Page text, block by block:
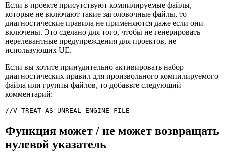
Если в проекте присутствуют компилируемые файлы,
которые не включают такие заголовочные файлы, то
диагностические правила не применяются даже если они
включены. Это сделано для того, чтобы не генерировать
нерелевантные предупреждения для проектов, не
использующих UE.
Если вы хотите принудительно активировать набор
диагностических правил для произвольного компилируемого
файла или группы файлов, то добавьте следующий
комментарий:
//V_TREAT_AS_UNREAL_ENGINE_FILE
Функция может / не может возвращать
нулевой указатель